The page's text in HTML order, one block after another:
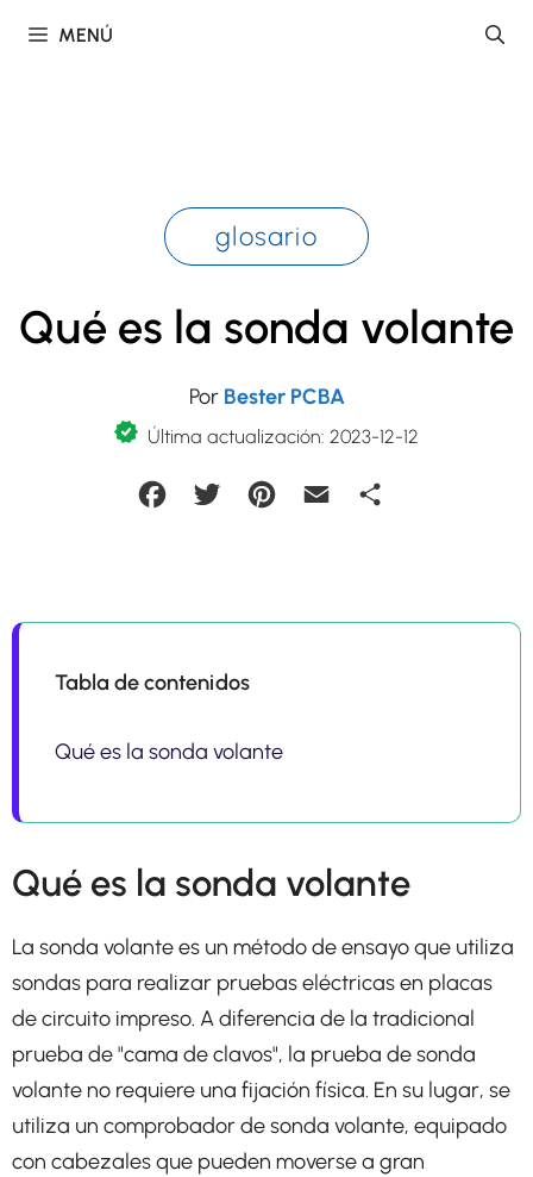
MENÚ
glosario
Qué es la sonda volante
Por Bester PCBA
Última actualización: 2023-12-12
FacebookTwitter Pinterest Email
Tabla de contenidos
Qué es la sonda volante
Qué es la sonda volante
La sonda volante es un método de ensayo que utiliza
sondas para realizar pruebas eléctricas en placas
de circuito impreso. A diferencia de la tradicional
prueba de "cama de clavos", la prueba de sonda
volante no requiere una fijación física. En su lugar, se
utiliza un comprobador de sonda volante, equipado
con cabezales que pueden moverse a gran